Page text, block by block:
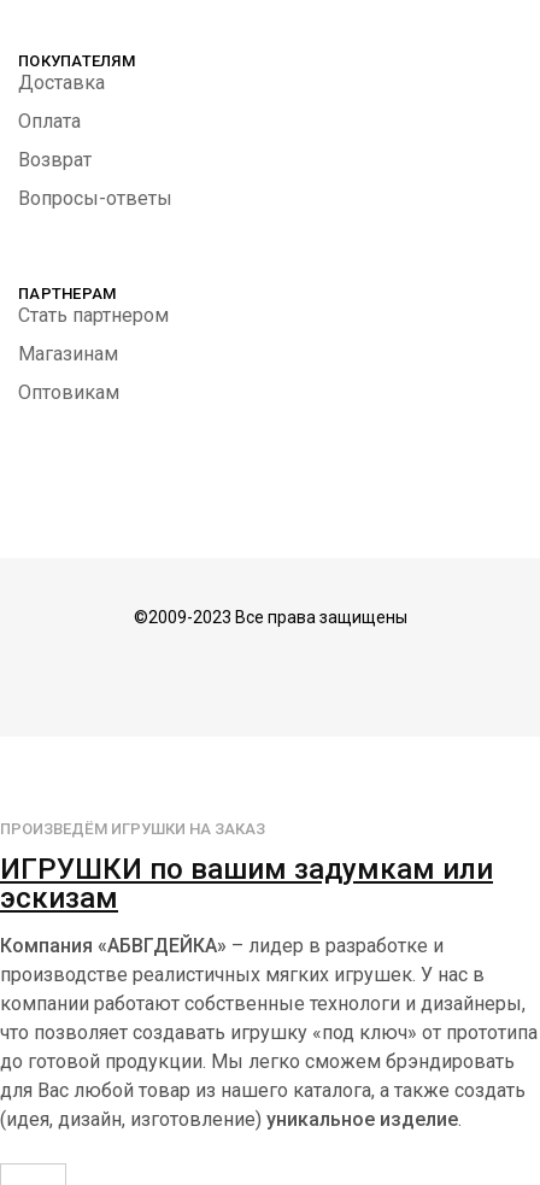
ПОКУПАТЕЛЯМ
Доставка
Оплата
Возврат
Вопросы-ответы
ПАРТНЕРАМ
Стать партнером
Магазинам
Оптовикам
©2009-2023 Все права защищены
ПРОИЗВЕДЁМ ИГРУШКИ НА ЗАКАЗ
ИГРУШКИ по вашим задумкам или
эскизам
Компания «АБВГДЕЙКА» – лидер в разработке и
производстве реалистичных мягких игрушек. У нас в
компании работают собственные технологи и дизайнеры,
что позволяет создавать игрушку «под ключ» от прототипа
до готовой продукции. Мы легко сможем брэндировать
для Вас любой товар из нашего каталога, а также создать
(идея, дизайн, изготовление) уникальное изделие.